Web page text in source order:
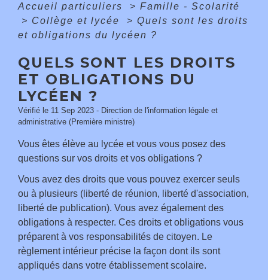
Accueil particuliers > Famille - Scolarité
> Collège et lycée > Quels sont les droits
et obligations du lycéen ?
QUELS SONT LES DROITS
ET OBLIGATIONS DU
LYCÉEN ?
Vérifié le 11 Sep 2023 - Direction de l'information légale et
administrative (Première ministre)
Vous êtes élève au lycée et vous vous posez des
questions sur vos droits et vos obligations ?
Vous avez des droits que vous pouvez exercer seuls
ou à plusieurs (liberté de réunion, liberté d'association,
liberté de publication). Vous avez également des
obligations à respecter. Ces droits et obligations vous
préparent à vos responsabilités de citoyen. Le
règlement intérieur précise la façon dont ils sont
appliqués dans votre établissement scolaire.